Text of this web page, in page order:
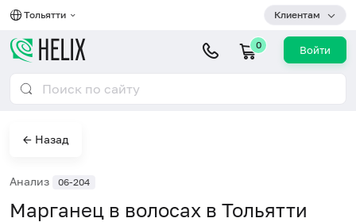
Тольятти Клиентам
0 Войти
← Назад
Анализ 06-204
Марганец в волосах в Тольятти